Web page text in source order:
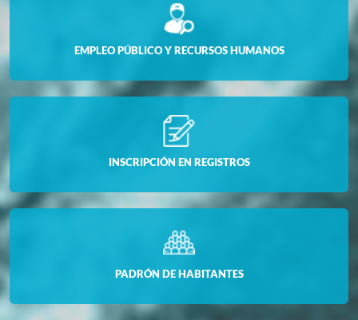
EMPLEO PÚBLICO Y RECURSOS HUMANOS
INSCRIPCIÓN EN REGISTROS
PADRÓN DE HABITANTES